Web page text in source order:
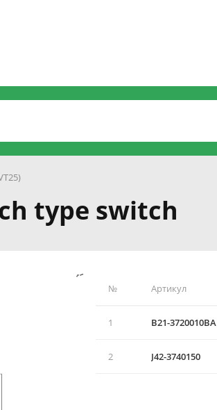
type switch
№ Артикул
1 B21-3720010BA
2 J42-3740150